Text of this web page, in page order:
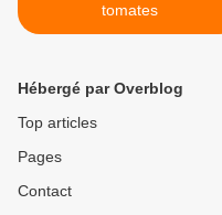
tomates
Hébergé par Overblog
Top articles
Pages
Contact